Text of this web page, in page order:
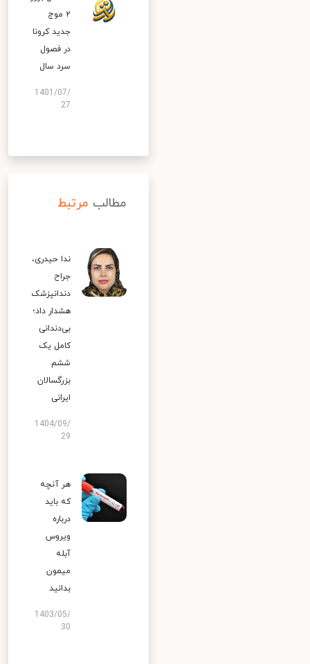
۲ موج
جدید کرونا
در فصول
سرد سال
1401/07/
27
مطالب مرتبط
ندا حیدری،
جراح
دندانپزشک
هشدار داد؛
بی‌دندانی
کامل یک
ششم
بزرگسالان
ایرانی
1404/09/
29
هر آنچه
که باید
درباره
ویروس
آبله
میمون
بدانید
1403/05/
30